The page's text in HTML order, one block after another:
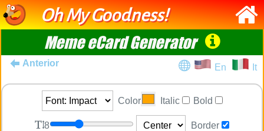
Oh My Goodness!
Meme eCard Generator
Anterior En It
Color Italic Bold
8 Border